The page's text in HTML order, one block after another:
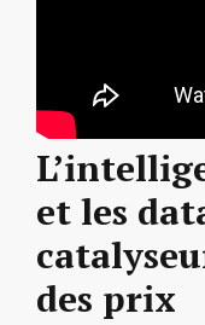
et les
des prix